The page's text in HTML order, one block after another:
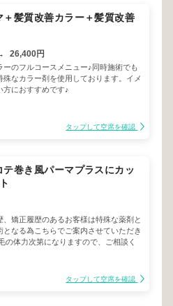
＋髪質改善カラー＋髪質改善
26,400円
ーのフルコースメニュー♪同時施術でも
殊なカラー剤を使用しております。イメ
方におすすめです♪
タップして空席を確認
巻き風パーマプラスにカッ
、矯正履歴のあるお客様は特殊な薬剤と
となる為こちらでご案内させていただき
の体力次第になりますので、ご相談く
タップして空席を確認